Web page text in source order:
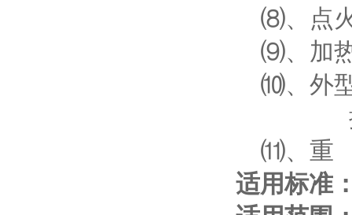
⑻、点火
⑼、加热
⑽、外型
控制
⑾、重
适用标准